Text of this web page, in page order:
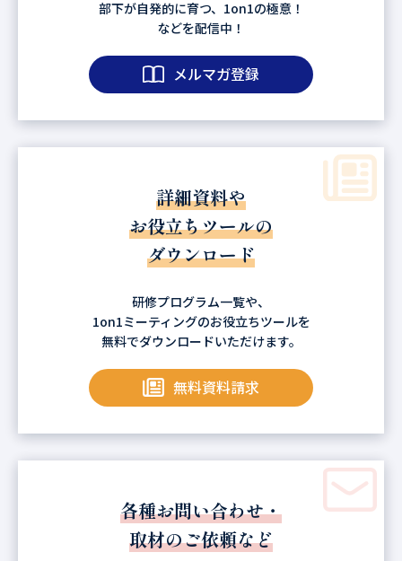
部下が自発的に育つ、1on1の極意！
などを配信中！
メルマガ登録
詳細資料や
お役立ちツールの
ダウンロード
研修プログラム一覧や、
1on1ミーティングのお役立ちツールを
無料でダウンロードいただけます。
無料資料請求
各種お問い合わせ・
取材のご依頼など